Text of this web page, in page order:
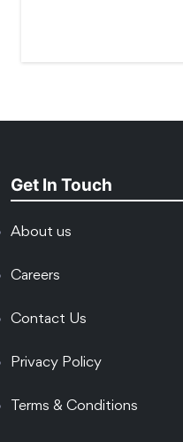
Get In Touch
About us
Careers
Contact Us
Privacy Policy
Terms & Conditions